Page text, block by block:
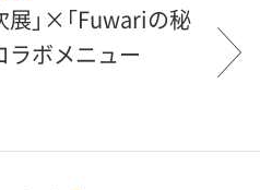
展」×「Fuwariの秘
ラボメニュー